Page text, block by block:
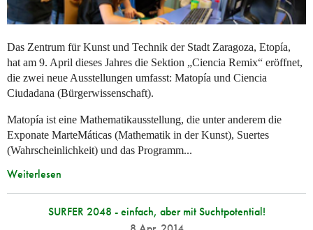
Das Zentrum für Kunst und Technik der Stadt Zaragoza, Etopía,
hat am 9. April dieses Jahres die Sektion „Ciencia Remix“ eröffnet,
die zwei neue Ausstellungen umfasst: Matopía und Ciencia
Ciudadana (Bürgerwissenschaft).
Matopía ist eine Mathematikausstellung, die unter anderem die
Exponate MarteMáticas (Mathematik in der Kunst), Suertes
(Wahrscheinlichkeit) und das Programm...
Weiterlesen
SURFER 2048 - einfach, aber mit Suchtpotential!